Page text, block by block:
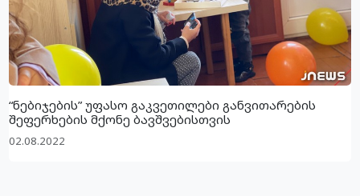
“ნებიჯების” უფასო გაკვეთილები განვითარების
შეფერხების მქონე ბავშვებისთვის
02.08.2022